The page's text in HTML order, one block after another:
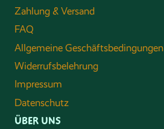
Zahlung & Versand
FAQ
Allgemeine Geschäftsbedingungen
Widerrufsbelehrung
Impressum
Datenschutz
ÜBER UNS